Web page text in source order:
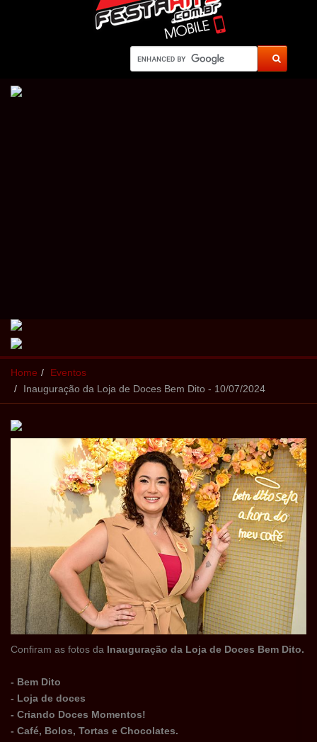
Home
Eventos
Inauguração da Loja de Doces Bem Dito - 10/07/2024
Confiram as fotos da Inauguração da Loja de Doces Bem Dito.
- Bem Dito
- Loja de doces
- Criando Doces Momentos!
- Café, Bolos, Tortas e Chocolates.